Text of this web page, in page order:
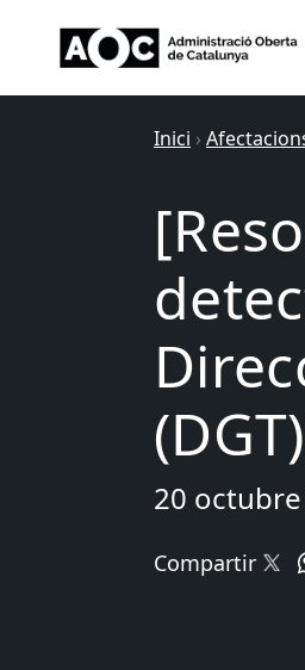
Inici ›
20 octubre
Compartir